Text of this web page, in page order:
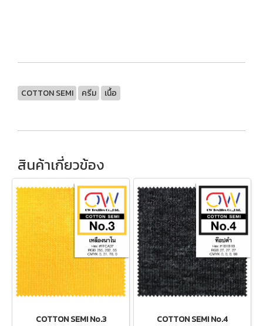
COTTON SEMI ครีม เนื้อ
สินค้าเกี่ยวข้อง
COTTON SEMI No.3 COTTON SEMI No.4